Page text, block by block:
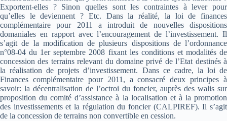
Exportent-elles ? Sinon quelles sont les contraintes à lever pour
qu’elles le deviennent ? Etc. Dans la réalité, la loi de finances
complémentaire pour 2011 a introduit de nouvelles dispositions
domaniales en rapport avec l’encouragement de l’investissement. Il
s’agit de la modification de plusieurs dispositions de l’ordonnance
n°08-04 du 1er septembre 2008 fixant les conditions et modalités de
concession des terrains relevant du domaine privé de l’Etat destinés à
la réalisation de projets d’investissement. Dans ce cadre, la loi de
Finances complémentaire pour 2011, a consacré deux principes à
savoir: la décentralisation de l’octroi du foncier, auprès des walis sur
proposition du comité d’assistance à la localisation et à la promotion
des investissements et la régulation du foncier (CALPIREF). Il s’agit
de la concession de terrains non convertible en cession.